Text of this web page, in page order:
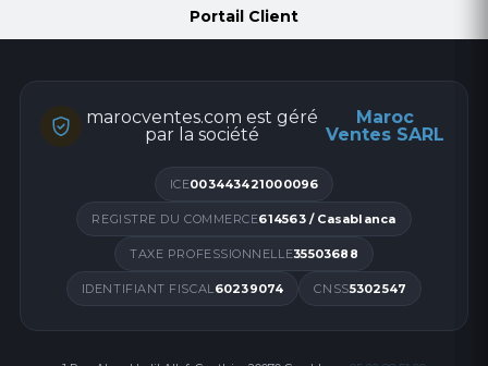
Portail Client
marocventes.com est géré
par la société
Maroc
Ventes SARL
ICE003443421000096
REGISTRE DU COMMERCE614563 / Casablanca
TAXE PROFESSIONNELLE35503688
IDENTIFIANT FISCAL 60239074 CNSS5302547